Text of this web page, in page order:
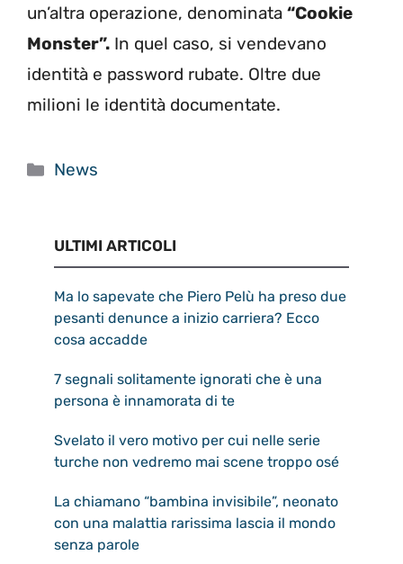
un’altra operazione, denominata “Cookie
Monster”. In quel caso, si vendevano
identità e password rubate. Oltre due
milioni le identità documentate.
Categorie
News
ULTIMI ARTICOLI
Ma lo sapevate che Piero Pelù ha preso due
pesanti denunce a inizio carriera? Ecco
cosa accadde
7 segnali solitamente ignorati che è una
persona è innamorata di te
Svelato il vero motivo per cui nelle serie
turche non vedremo mai scene troppo osé
La chiamano “bambina invisibile”, neonato
con una malattia rarissima lascia il mondo
senza parole